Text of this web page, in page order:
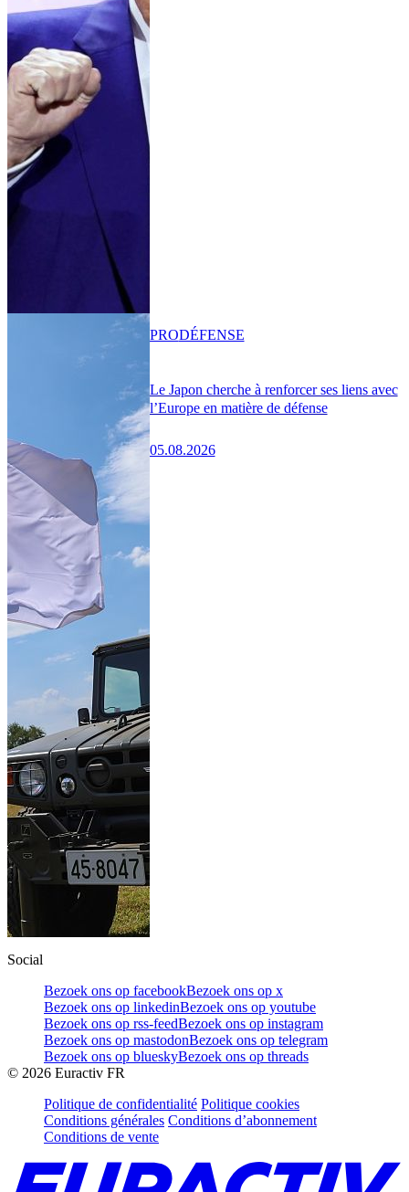
Le Japon cherche à renforcer ses liens avec
l’Europe en matière de défense
05.08.2026
PRODÉFENSE
Social
Bezoek ons op facebookBezoek ons op x
Bezoek ons op linkedinBezoek ons op youtube
Bezoek ons op rss-feedBezoek ons op instagram
Bezoek ons op mastodonBezoek ons op telegram
Bezoek ons op blueskyBezoek ons op threads
© 2026 Euractiv FR
Politique de confidentialité Politique cookies
Conditions générales Conditions d’abonnement
Conditions de vente